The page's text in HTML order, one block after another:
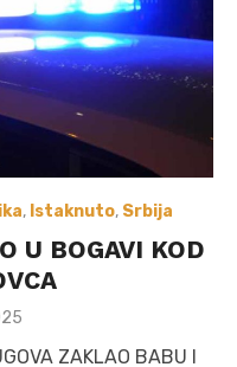
, Istaknuto, Srbija
U BOGAVI KOD
ZAKLAO BABU I